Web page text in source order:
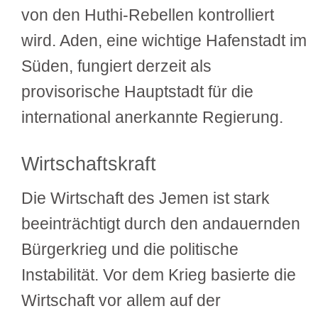
von den Huthi-Rebellen kontrolliert
wird. Aden, eine wichtige Hafenstadt im
Süden, fungiert derzeit als
provisorische Hauptstadt für die
international anerkannte Regierung.
Wirtschaftskraft
Die Wirtschaft des Jemen ist stark
beeinträchtigt durch den andauernden
Bürgerkrieg und die politische
Instabilität. Vor dem Krieg basierte die
Wirtschaft vor allem auf der